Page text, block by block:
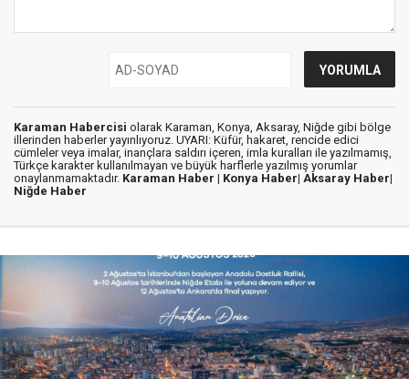
Karaman Habercisi olarak Karaman, Konya, Aksaray, Niğde gibi bölge
illerinden haberler yayınlıyoruz. UYARI: Küfür, hakaret, rencide edici
cümleler veya imalar, inançlara saldırı içeren, imla kuralları ile yazılmamış,
Türkçe karakter kullanılmayan ve büyük harflerle yazılmış yorumlar
onaylanmamaktadır. Karaman Haber | Konya Haber| Aksaray Haber|
Niğde Haber